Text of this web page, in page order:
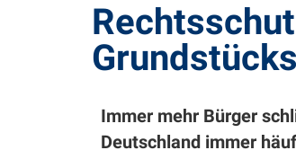
Immer mehr Bürger
Deutschland immer